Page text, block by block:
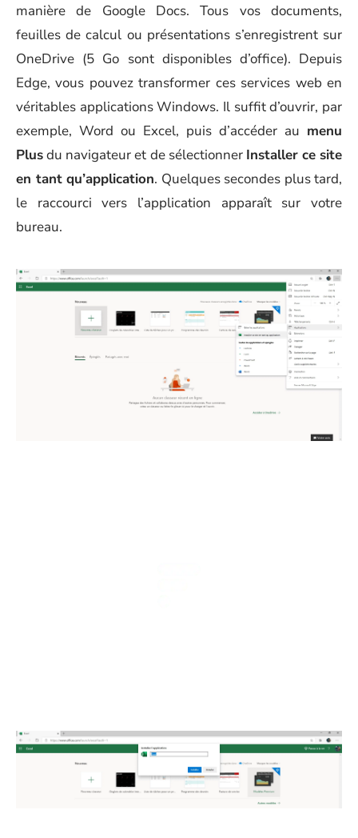
manière de Google Docs. Tous vos documents,
feuilles de calcul ou présentations s’enregistrent sur
OneDrive (5 Go sont disponibles d’office). Depuis
Edge, vous pouvez transformer ces services web en
véritables applications Windows. Il suffit d’ouvrir, par
exemple, Word ou Excel, puis d’accéder au menu
Plusdu navigateur et de sélectionner Installer ce site
en tant qu’application. Quelques secondes plus tard,
le raccourci vers l’application apparaît sur votre
bureau.